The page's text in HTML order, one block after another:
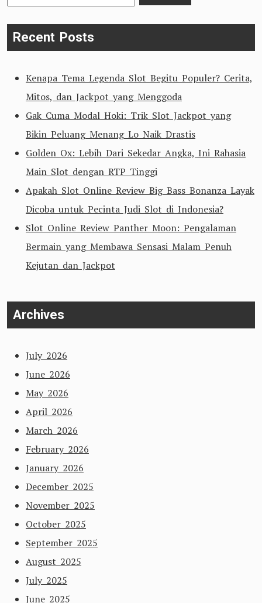
for:
Recent Posts
Kenapa Tema Legenda Slot Begitu Populer? Cerita,
Mitos, dan Jackpot yang Menggoda
Gak Cuma Modal Hoki: Trik Slot Jackpot yang
Bikin Peluang Menang Lo Naik Drastis
Golden Ox: Lebih Dari Sekedar Angka, Ini Rahasia
Main Slot dengan RTP Tinggi
Apakah Slot Online Review Big Bass Bonanza Layak
Dicoba untuk Pecinta Judi Slot di Indonesia?
Slot Online Review Panther Moon: Pengalaman
Bermain yang Membawa Sensasi Malam Penuh
Kejutan dan Jackpot
Archives
July 2026
June 2026
May 2026
April 2026
March 2026
February 2026
January 2026
December 2025
November 2025
October 2025
September 2025
August 2025
July 2025
June 2025